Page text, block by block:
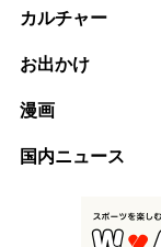
カルチャー
お出かけ
漫画
国内ニュース